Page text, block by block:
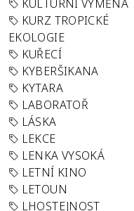
KULTURNÍ VÝMĚNA
KURZ TROPICKÉ
EKOLOGIE
KUŘECÍ
KYBERŠIKANA
KYTARA
LABORATOŘ
LÁSKA
LEKCE
LENKA VYSOKÁ
LETNÍ KINO
LETOUN
LHOSTEJNOST